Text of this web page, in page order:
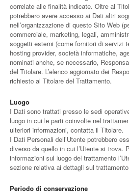
correlate alle finalità indicate. Oltre al
potrebbero avere accesso ai Dati altri
nell’organizzazione di questo Sito Web
commerciale, marketing, legali,
soggetti esterni (come fornitori di servizi
hosting provider, società informatiche,
nominati anche, se necessario,
del Titolare. L’elenco aggiornato dei
richiesto al Titolare del Trattamento.
Luogo
I Dati sono trattati presso le sedi
luogo in cui le parti coinvolte nel
ulteriori informazioni, contatta il Titolare.
I Dati Personali dell’Utente potrebbero
diverso da quello in cui l’Utente si trova.
informazioni sul luogo del trattamento
sezione relativa ai dettagli sul
Periodo di conservazione